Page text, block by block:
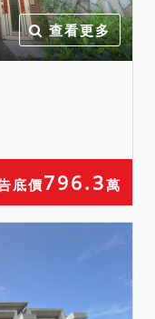
查看更多
底價796.3萬